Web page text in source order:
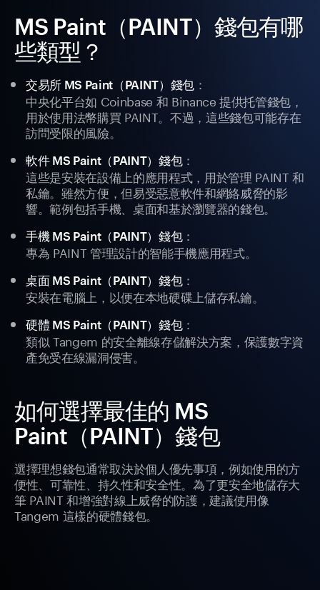
MS Paint（PAINT）錢包有哪
些類型？
交易所 MS Paint（PAINT）錢包：
中央化平台如 Coinbase 和 Binance 提供托管錢包，
用於使用法幣購買 PAINT。不過，這些錢包可能存在
訪問受限的風險。
軟件 MS Paint（PAINT）錢包：
這些是安裝在設備上的應用程式，用於管理 PAINT 和
私鑰。雖然方便，但易受惡意軟件和網絡威脅的影
響。範例包括手機、桌面和基於瀏覽器的錢包。
手機 MS Paint（PAINT）錢包：
專為 PAINT 管理設計的智能手機應用程式。
桌面 MS Paint（PAINT）錢包：
安裝在電腦上，以便在本地硬碟上儲存私鑰。
硬體 MS Paint（PAINT）錢包：
類似 Tangem 的安全離線存儲解決方案，保護數字資
產免受在線漏洞侵害。
如何選擇最佳的 MS
Paint（PAINT）錢包
選擇理想錢包通常取決於個人優先事項，例如使用的方
便性、可靠性、持久性和安全性。為了更安全地儲存大
筆 PAINT 和增強對線上威脅的防護，建議使用像
Tangem 這樣的硬體錢包。